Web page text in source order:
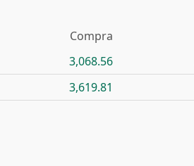
Compra
3,068.56
3,619.81